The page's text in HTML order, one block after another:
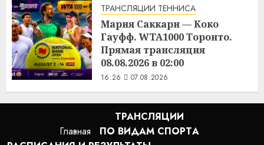
16:45 07.08.2026
ТРАНСЛЯЦИИ ТЕННИСА
Мария Саккари — Коко
Гауфф. WTA1000 Торонто.
Прямая трансляция
08.08.2026 в 02:00
16:26 07.08.2026
Главная
ТРАНСЛЯЦИИ
ПО ВИДАМ СПОРТA